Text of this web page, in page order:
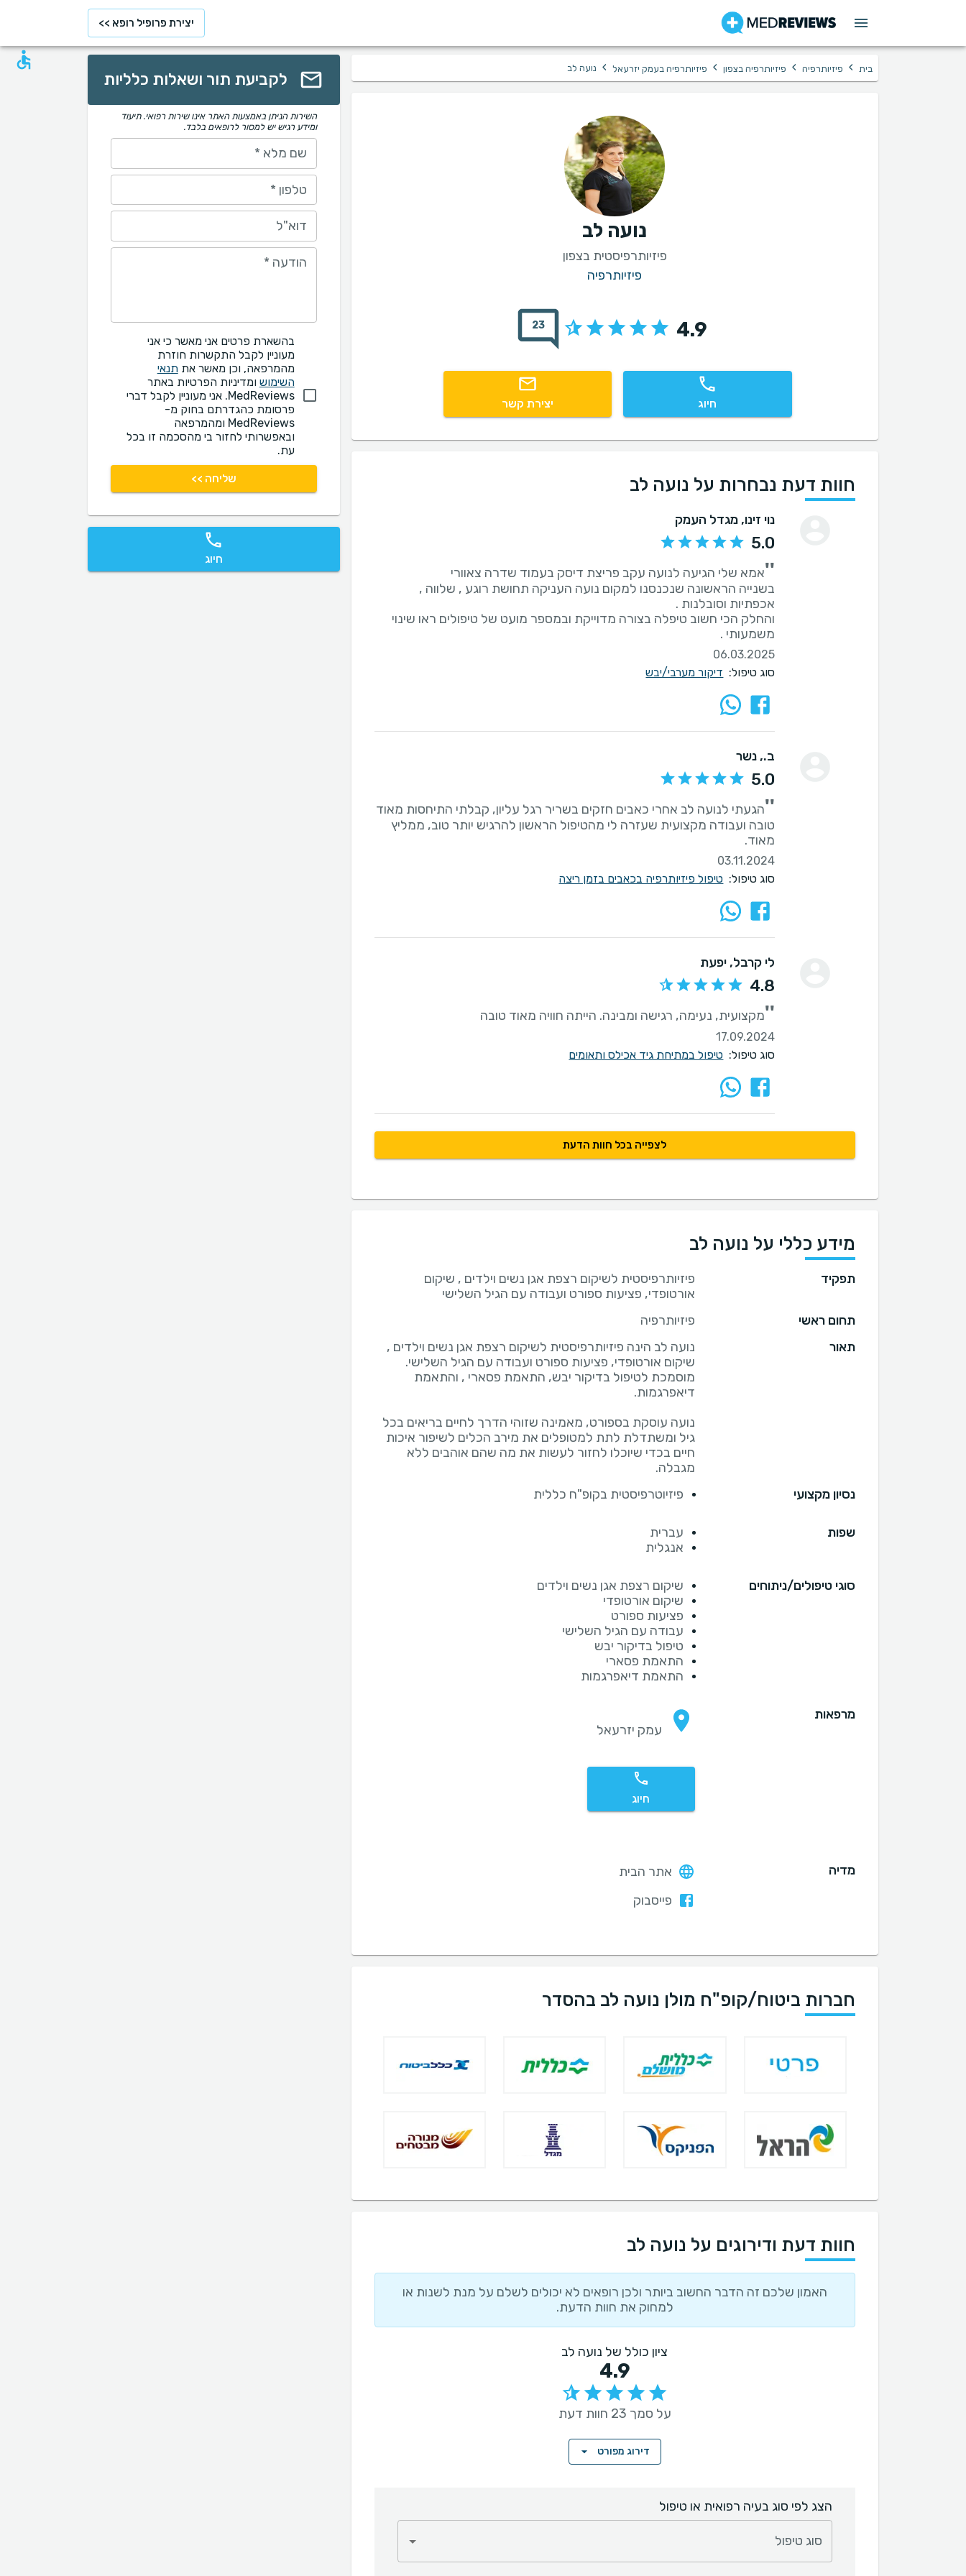
יצירת פרופיל רופא >>
בית › פיזיותרפיה › פיזיותרפיה בצפון › פיזיותרפיה בעמק יזרעאל › נועה לב
נועה לב
פיזיותרפיסטית בצפון
פיזיותרפיה
4.9
23
חיוג יצירת קשר
חוות דעת נבחרות על נועה לב
נוי זינו, מגדל העמק
5.0
''
בשנייה הראשונה שנכנסנו למקום נועה העניקה תחושת רוגע , שלווה ,
והחלק הכי חשוב טיפלה בצורה מדוייקת ובמספר מועט של טיפולים ראו שינוי
משמעותי .
06.03.2025
סוג טיפול: דיקור מערבי/יבש
ב., נשר
5.0
''הגעתי לנועה לב אחרי כאבים חזקים בשריר רגל עליון, קבלתי התיחסות מאוד
טובה ועבודה מקצועית שעזרה לי מהטיפול הראשון להרגיש יותר טוב, ממליץ
מאוד.
03.11.2024
סוג טיפול: טיפול פיזיותרפיה בכאבים בזמן ריצה
לי קרבל, יפעת
4.8
''מקצועית, נעימה, רגישה ומבינה. הייתה חוויה מאוד טובה
17.09.2024
סוג טיפול: טיפול במתיחת גיד אכילס ותאומים
לצפייה בכל חוות הדעת
מידע כללי על נועה לב
תפקיד
פיזיותרפיסטית לשיקום רצפת אגן נשים וילדים , שיקום
אורטופדי, פציעות ספורט ועבודה עם הגיל השלישי
תחום ראשי
פיזיותרפיה
תאור
נועה לב הינה פיזיותרפיסטית לשיקום רצפת אגן נשים וילדים ,
מוסמכת לטיפול בדיקור יבש, התאמת פסארי , והתאמת
נועה עוסקת בספורט, מאמינה שזוהי הדרך לחיים בריאים בכל
גיל ומשתדלת לתת למטופלים את מירב הכלים לשיפור איכות
חיים בכדי שיוכלו לחזור לעשות את מה שהם אוהבים ללא
מגבלה.
נסיון מקצועי
פיזיוטרפיסטית בקופ"ח כללית
שפות
עברית
אנגלית
סוגי טיפולים/ניתוחים
שיקום רצפת אגן נשים וילדים
שיקום אורטופדי
פציעות ספורט
עבודה עם הגיל השלישי
טיפול בדיקור יבש
התאמת פסארי
התאמת דיאפרגמות
מרפאות
עמק יזרעאל
חיוג
מדיה
אתר הבית
פייסבוק
חברות ביטוח/קופ"ח מולן נועה לב בהסדר
חוות דעת ודירוגים על נועה לב
האמון שלכם זה הדבר החשוב ביותר ולכן רופאים לא יכולים לשלם על מנת לשנות או
למחוק את חוות הדעת.
ציון כולל של נועה לב
4.9
על סמך 23 חוות דעת
דירוג מפורט
הצג לפי סוג בעיה רפואית או טיפול
סוג טיפול
לקביעת תור ושאלות כלליות
השירות הניתן באמצעות האתר אינו שירות רפואי. תיעוד
ומידע רגיש יש למסור לרופאים בלבד.
שם מלא *
טלפון *
דוא"ל
הודעה *
בהשארת פרטים אני מאשר כי אני
מעוניין לקבל התקשרות חוזרת
מהמרפאה, וכן מאשר אתתנאי
השימוש ומדיניות הפרטיות באתר
MedReviews. אני מעוניין לקבל דברי
פרסומת כהגדרתם בחוק מ-
MedReviews ומהמרפאה
ובאפשרותי לחזור בי מהסכמה זו בכל
עת.
שליחה >>
חיוג